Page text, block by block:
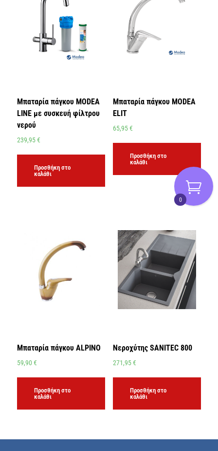
Μπαταρία πάγκου MODEA
LINE με συσκευή φίλτρου
νερού
239,95€
Προσθήκη στο
καλάθι
Μπαταρία πάγκου MODEA
ELIT
65,95€
Προσθήκη στο
καλάθι
Μπαταρία πάγκου ALPINO
59,90 €
Προσθήκη στο
καλάθι
Νεροχύτης SANITEC 800
271,95€
Προσθήκη στο
καλάθι
0